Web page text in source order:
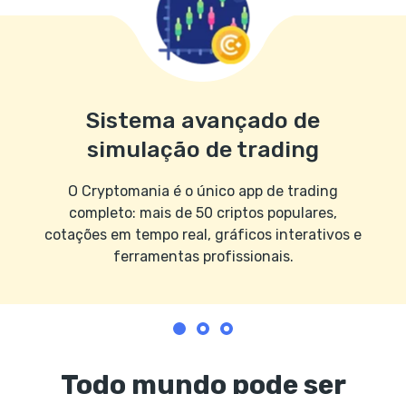
Sistema avançado de
simulação de trading
O Cryptomania é o único app de trading
completo: mais de 50 criptos populares,
cotações em tempo real, gráficos interativos e
ferramentas profissionais.
Todo mundo pode ser